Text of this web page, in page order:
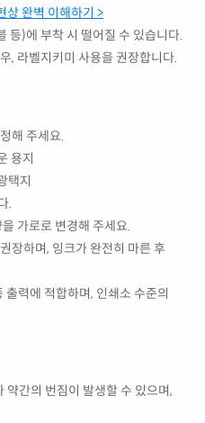
완벽 이해하기 >
등)에 부착 시 떨어질 수 있습니다.
, 라벨지키미 사용을 권장합니다.
해 주세요.
용지
택지
.
가로로 변경해 주세요.
장하며, 잉크가 완전히 마른 후
력에 적합하며, 인쇄소 수준의
약간의 번짐이 발생할 수 있으며,